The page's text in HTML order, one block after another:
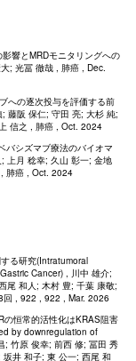
響とMRDモニタリングへの
; 光冨 徹哉 , 肺癌 , Dec.
への逐次投与を評価する前
藤阪 保仁; 守田 亮; 大杉 純;
信之 , 肺癌 , Oct. 2024
バシズマブ療法のバイオマ
上月 稔幸; 久山 彰一; 金地
肺癌 , Oct. 2024
る研究(Intratumoral
Cancer) , 川中 雄介;
尾 和人; 木村 豊; 千葉 康敬;
回 , 922 , 922 , Mar. 2026
の恒常的活性化はKRAS阻害
by downregulation of
; 竹原 俊幸; 前西 修; 冨田 秀
井 和子; 東 公一; 西尾 和